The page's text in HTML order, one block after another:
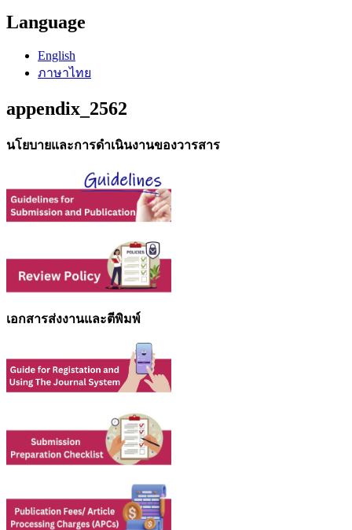
Language
English
ภาษาไทย
appendix_2562
นโยบายและการดำเนินงานของวารสาร
เอกสารส่งงานและตีพิมพ์